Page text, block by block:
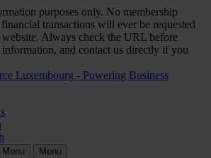
purposes only. No membership
transactions will ever be requested
Always check the URL before
and contact us directly if you
Menu Menu